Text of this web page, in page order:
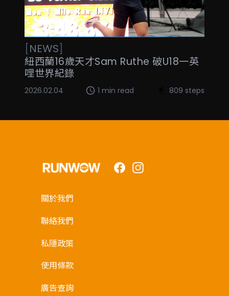
[NEWS]
紐西蘭16歲天才Sam Ruthe 破U18一英
哩世界紀錄
2026.02.04 1 min read 809 steps
FacebookInstagram
關於我們
聯絡我們
私隱政策
使用條款
廣告查詢